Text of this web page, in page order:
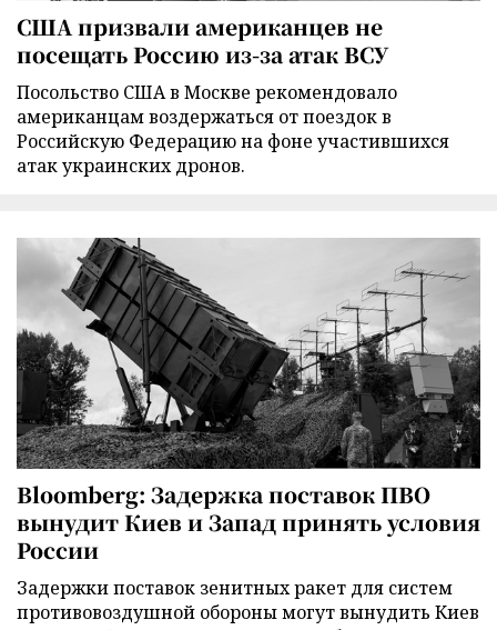
США призвали американцев не
посещать Россию из-за атак ВСУ
Посольство США в Москве рекомендовало
американцам воздержаться от поездок в
Российскую Федерацию на фоне участившихся
атак украинских дронов.
Bloomberg: Задержка поставок ПВО
вынудит Киев и Запад принять условия
России
Задержки поставок зенитных ракет для систем
противовоздушной обороны могут вынудить Киев